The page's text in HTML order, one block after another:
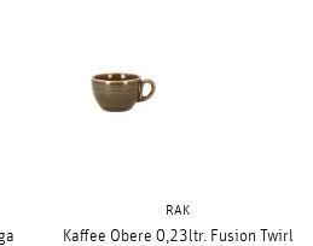
RAK
Kaffee Obere 0,23ltr. Fusion Twirl